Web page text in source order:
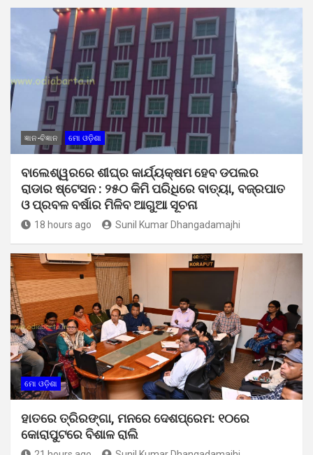
ଜ୍ଞାନ-ବିଜ୍ଞାନ ମୋ ଓଡ଼ିଶା
ବାଲେଶ୍ୱରରେ ଶୀଘ୍ର କାର୍ଯ୍ୟକ୍ଷମ ହେବ ଡପଲର
ରାଡାର ଷ୍ଟେସନ : ୨୫୦ କିମି ପରିଧିରେ ବାତ୍ୟା, ବଜ୍ରପାତ
ଓ ପ୍ରବଳ ବର୍ଷାର ମିଳିବ ଆଗୁଆ ସୂଚନା
18 hours ago Sunil Kumar Dhangadamajhi
ମୋ ଓଡ଼ିଶା
ହାତରେ ତ୍ରିରଙ୍ଗା, ମନରେ ଦେଶପ୍ରେମ: ୧୦ରେ
କୋରାପୁଟରେ ବିଶାଳ ରାଲି